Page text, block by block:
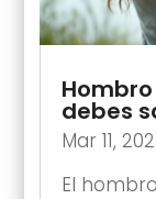
debes
Mar 11,
El